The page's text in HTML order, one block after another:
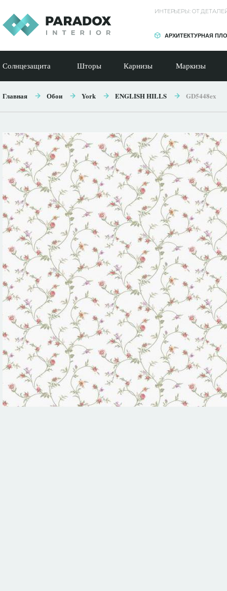
ИНТЕРЬЕРЫ: ОТ
АРХИТЕКТУРНАЯ
Солнцезащита Шторы Карнизы Маркизы
Главная Обои York ENGLISH HILLS GD5448ex